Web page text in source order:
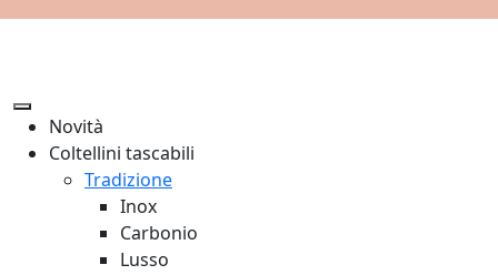
Novità
Coltellini tascabili
Tradizione
Inox
Carbonio
Lusso